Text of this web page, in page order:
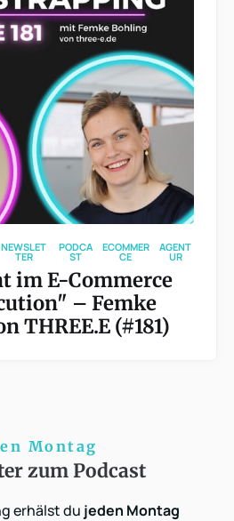
NEWSLET
TER
PODCA
ST
ECOMMER
CE
AGENT
UR
im E-Commerce
– Femke
THREE.E (#181)
Montag
zum Podcast
erhälst du jeden Montag